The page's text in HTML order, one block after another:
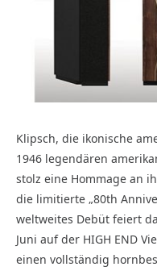
Klipsch, die ikonische
1946 legendären
stolz eine Hommage an
die limitierte „80th
weltweites Debüt feiert
Juni auf der HIGH END
einen vollständig